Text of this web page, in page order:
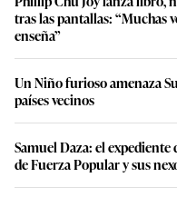
tras las pantallas: “Muchas
enseña”
Un Niño furioso amenaza
países vecinos
Samuel Daza: el
de Fuerza Popular y sus